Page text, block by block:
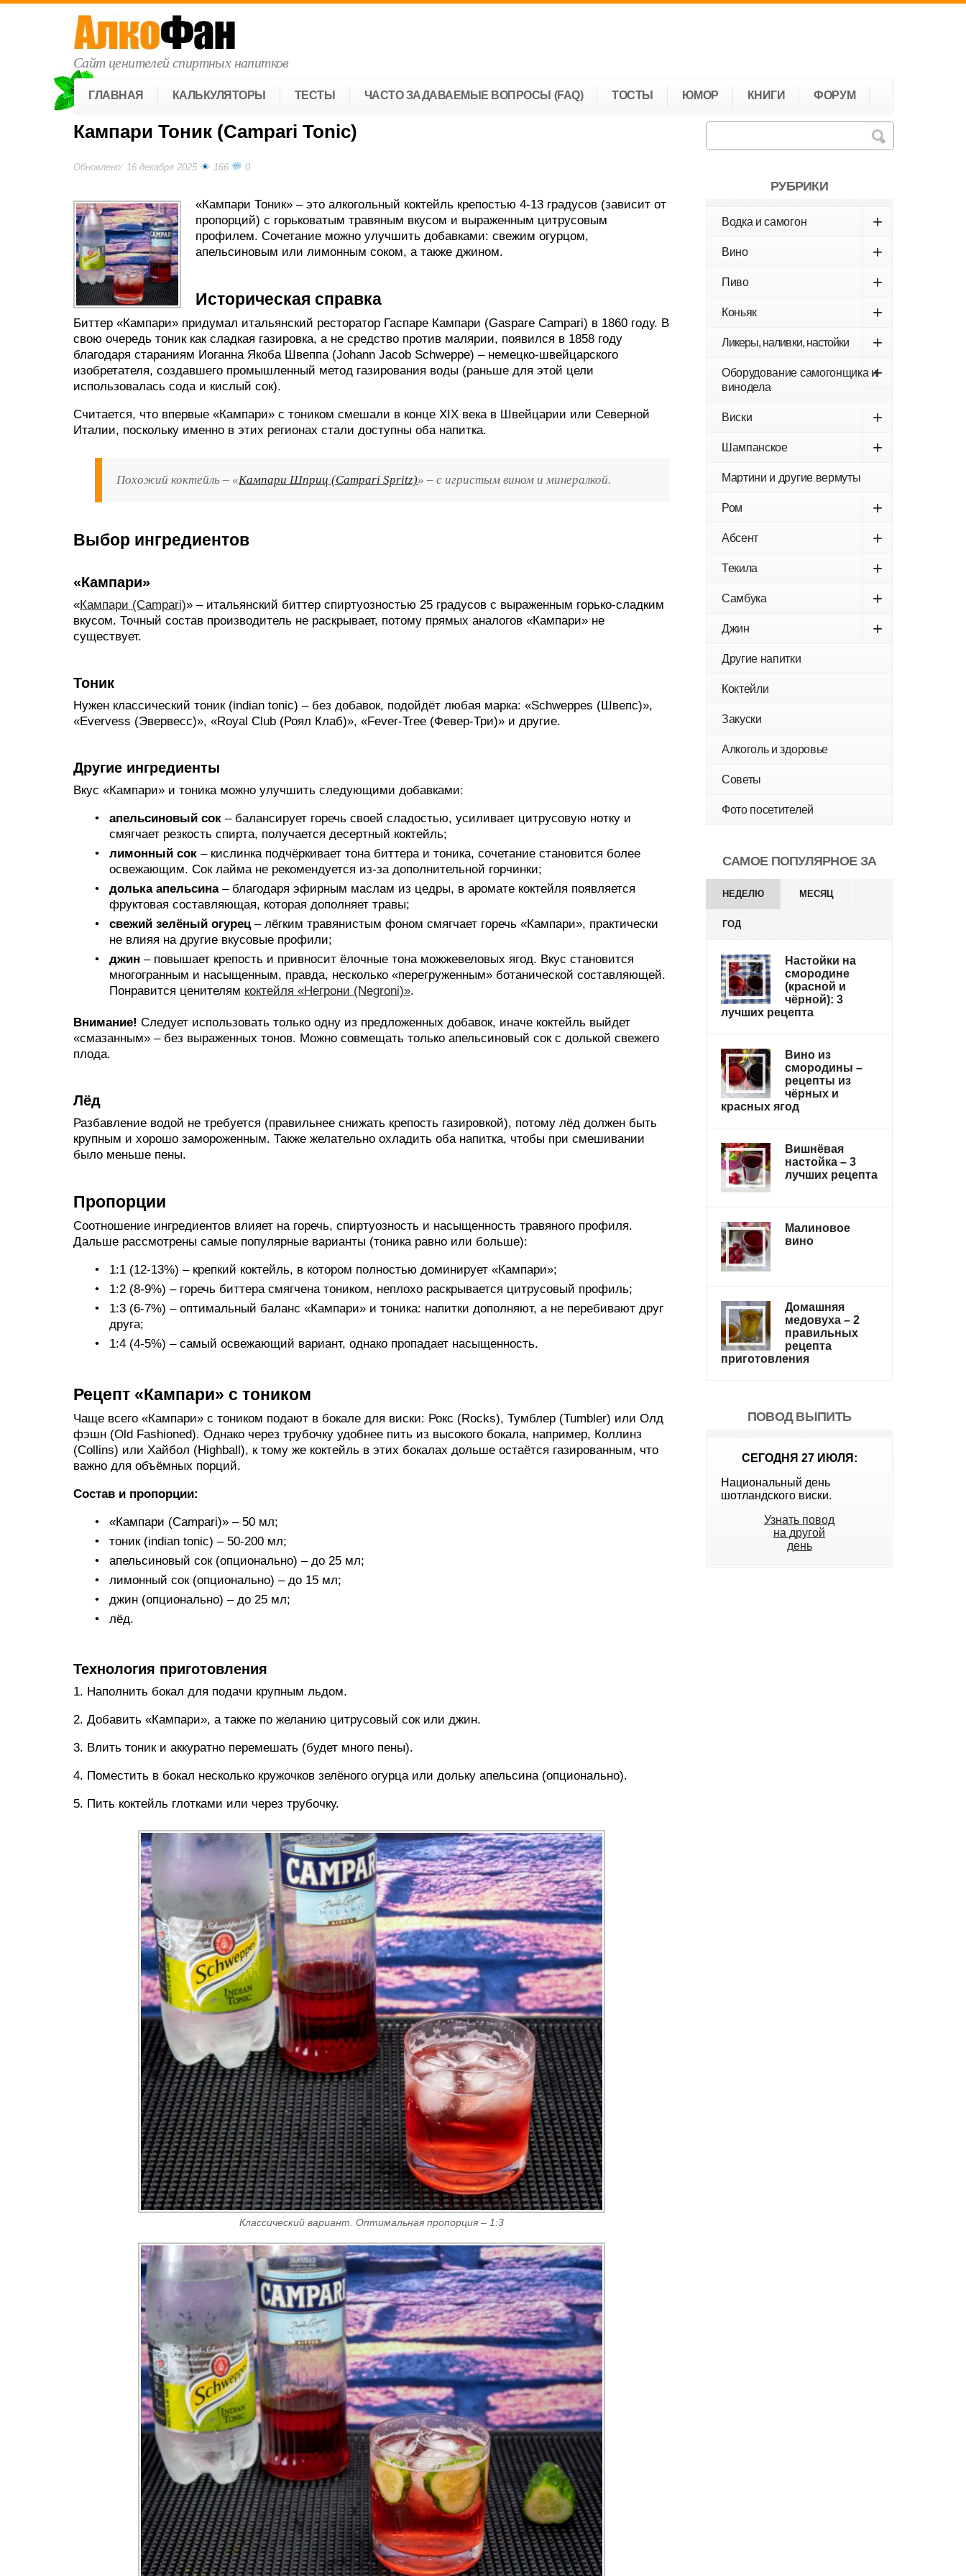
Сайт ценителей спиртных напитков
ГЛАВНАЯ КАЛЬКУЛЯТОРЫ ТЕСТЫ ЧАСТО ЗАДАВАЕМЫЕ ВОПРОСЫ (FAQ) ТОСТЫ ЮМОР КНИГИ ФОРУМ
Кампари Тоник (Campari Tonic)
Обновлено: 16 декабря 2025 166 0
«Кампари Тоник» – это алкогольный коктейль крепостью 4-13 градусов (зависит от
пропорций) с горьковатым травяным вкусом и выраженным цитрусовым
профилем. Сочетание можно улучшить добавками: свежим огурцом,
апельсиновым или лимонным соком, а также джином.
Историческая справка
Биттер «Кампари» придумал итальянский ресторатор Гаспаре Кампари (Gaspare Campari) в 1860 году. В
свою очередь тоник как сладкая газировка, а не средство против малярии, появился в 1858 году
благодаря стараниям Иоганна Якоба Швеппа (Johann Jacob Schweppe) – немецко-швейцарского
изобретателя, создавшего промышленный метод газирования воды (раньше для этой цели
использовалась сода и кислый сок).
Считается, что впервые «Кампари» с тоником смешали в конце XIX века в Швейцарии или Северной
Италии, поскольку именно в этих регионах стали доступны оба напитка.
Похожий коктейль – «Кампари Шприц (Campari Spritz)» – с игристым вином и минералкой.
Выбор ингредиентов
«Кампари»
«Кампари (Campari)» – итальянский биттер спиртуозностью 25 градусов с выраженным горько-сладким
вкусом. Точный состав производитель не раскрывает, потому прямых аналогов «Кампари» не
существует.
Тоник
Нужен классический тоник (indian tonic) – без добавок, подойдёт любая марка: «Schweppes (Швепс)»,
«Evervess (Эвервесс)», «Royal Club (Роял Клаб)», «Fever-Tree (Февер-Три)» и другие.
Другие ингредиенты
Вкус «Кампари» и тоника можно улучшить следующими добавками:
апельсиновый сок – балансирует горечь своей сладостью, усиливает цитрусовую нотку и
смягчает резкость спирта, получается десертный коктейль;
лимонный сок – кислинка подчёркивает тона биттера и тоника, сочетание становится более
освежающим. Сок лайма не рекомендуется из-за дополнительной горчинки;
долька апельсина– благодаря эфирным маслам из цедры, в аромате коктейля появляется
фруктовая составляющая, которая дополняет травы;
свежий зелёный огурец– лёгким травянистым фоном смягчает горечь «Кампари», практически
не влияя на другие вкусовые профили;
джин – повышает крепость и привносит ёлочные тона можжевеловых ягод. Вкус становится
многогранным и насыщенным, правда, несколько «перегруженным» ботанической составляющей.
Понравится ценителям коктейля «Негрони (Negroni)».
Внимание! Следует использовать только одну из предложенных добавок, иначе коктейль выйдет
«смазанным» – без выраженных тонов. Можно совмещать только апельсиновый сок с долькой свежего
плода.
Лёд
Разбавление водой не требуется (правильнее снижать крепость газировкой), потому лёд должен быть
крупным и хорошо замороженным. Также желательно охладить оба напитка, чтобы при смешивании
было меньше пены.
Пропорции
Соотношение ингредиентов влияет на горечь, спиртуозность и насыщенность травяного профиля.
Дальше рассмотрены самые популярные варианты (тоника равно или больше):
1:1 (12-13%) – крепкий коктейль, в котором полностью доминирует «Кампари»;
1:2 (8-9%) – горечь биттера смягчена тоником, неплохо раскрывается цитрусовый профиль;
1:3 (6-7%) – оптимальный баланс «Кампари» и тоника: напитки дополняют, а не перебивают друг
друга;
1:4 (4-5%) – самый освежающий вариант, однако пропадает насыщенность.
Рецепт «Кампари» с тоником
Чаще всего «Кампари» с тоником подают в бокале для виски: Рокс (Rocks), Тумблер (Tumbler) или Олд
фэшн (Old Fashioned). Однако через трубочку удобнее пить из высокого бокала, например, Коллинз
(Collins) или Хайбол (Highball), к тому же коктейль в этих бокалах дольше остаётся газированным, что
важно для объёмных порций.
Состав и пропорции:
«Кампари (Campari)» – 50 мл;
тоник (indian tonic) – 50-200 мл;
апельсиновый сок (опционально) – до 25 мл;
лимонный сок (опционально) – до 15 мл;
джин (опционально) – до 25 мл;
лёд.
Технология приготовления
1. Наполнить бокал для подачи крупным льдом.
2. Добавить «Кампари», а также по желанию цитрусовый сок или джин.
3. Влить тоник и аккуратно перемешать (будет много пены).
4. Поместить в бокал несколько кружочков зелёного огурца или дольку апельсина (опционально).
5. Пить коктейль глотками или через трубочку.
Классический вариант. Оптимальная пропорция – 1:3
РУБРИКИ
Водка и самогон +
Вино +
Пиво +
Коньяк +
Ликеры, наливки, настойки +
Оборудование самогонщика и
винодела
+
Виски +
Шампанское +
Мартини и другие вермуты
Ром +
Абсент +
Текила +
Самбука +
Джин +
Другие напитки
Коктейли
Закуски
Алкоголь и здоровье
Советы
Фото посетителей
САМОЕ ПОПУЛЯРНОЕ ЗА
НЕДЕЛЮ МЕСЯЦ
ГОД
Настойки на
смородине
(красной и
чёрной): 3
лучших рецепта
Вино из
смородины –
рецепты из
чёрных и
красных ягод
Вишнёвая
настойка – 3
лучших рецепта
Малиновое
вино
Домашняя
медовуха – 2
правильных
рецепта
приготовления
ПОВОД ВЫПИТЬ
СЕГОДНЯ 27 ИЮЛЯ:
Национальный день
шотландского виски.
Узнать повод
на другой
день